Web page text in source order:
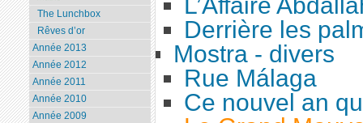
Derrière les
Mostra - divers
Rue Málaga
Ce nouvel an
The Lunchbox
Rêves d’or
Année 2013
Année 2012
Année 2011
Année 2010
Année 2009